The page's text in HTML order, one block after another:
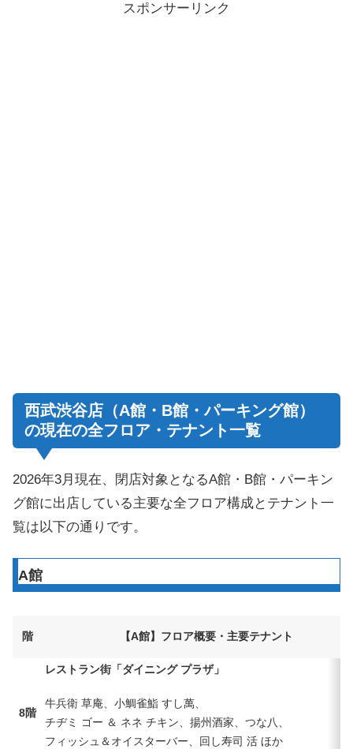
スポンサーリンク
西武渋谷店（A館・B館・パーキング館）
の現在の全フロア・テナント一覧
2026年3月現在、閉店対象となるA館・B館・パーキン
グ館に出店している主要な全フロア構成とテナント一
覧は以下の通りです。
A館
階 【A館】フロア概要・主要テナント
8階
レストラン街「ダイニング プラザ」
牛兵衛 草庵、小鯛雀鮨 すし萬、
チヂミ ゴー ＆ ネネ チキン、揚州酒家、つな八、
フィッシュ＆オイスターバー、回し寿司 活 ほか